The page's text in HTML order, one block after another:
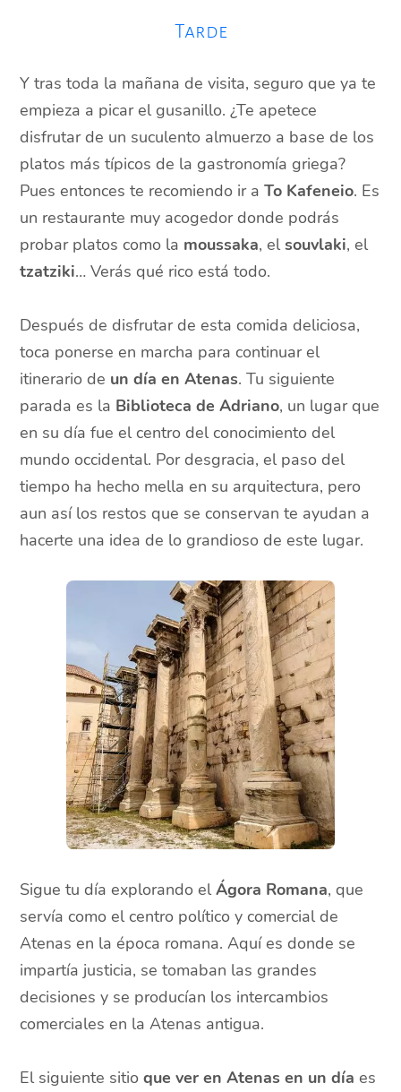
Tarde
Y tras toda la mañana de visita, seguro que ya te
empieza a picar el gusanillo. ¿Te apetece
disfrutar de un suculento almuerzo a base de los
platos más típicos de la gastronomía griega?
Pues entonces te recomiendo ir aTo Kafeneio. Es
un restaurante muy acogedor donde podrás
probar platos como la moussaka, elsouvlaki, el
tzatziki… Verás qué rico está todo.
Después de disfrutar de esta comida deliciosa,
toca ponerse en marcha para continuar el
itinerario de un día en Atenas. Tu siguiente
parada es la Biblioteca de Adriano, un lugar que
en su día fue el centro del conocimiento del
mundo occidental. Por desgracia, el paso del
tiempo ha hecho mella en su arquitectura, pero
aun así los restos que se conservan te ayudan a
hacerte una idea de lo grandioso de este lugar.
Sigue tu día explorando elÁgora Romana, que
servía como el centro político y comercial de
Atenas en la época romana. Aquí es donde se
impartía justicia, se tomaban las grandes
decisiones y se producían los intercambios
comerciales en la Atenas antigua.
El siguiente sitioque ver en Atenas en un díaes